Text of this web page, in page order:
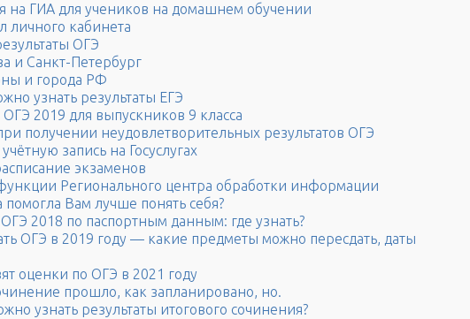
на ГИА для учеников на домашнем обучении
личного кабинета
ОГЭ
и Санкт-Петербург
и города РФ
узнать результаты ЕГЭ
ОГЭ 2019 для выпускников 9 класса
получении неудовлетворительных результатов ОГЭ
запись на Госуслугах
экзаменов
Регионального центра обработки информации
помогла Вам лучше понять себя?
ОГЭ 2018 по паспортным данным: где узнать?
ОГЭ в 2019 году — какие предметы можно пересдать, даты
оценки по ОГЭ в 2021 году
прошло, как запланировано, но.
узнать результаты итогового сочинения?